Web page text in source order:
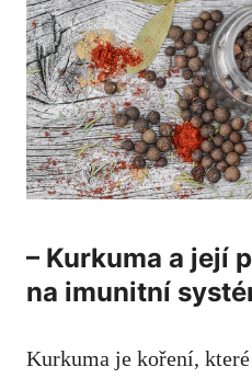
– Kurkuma a její
na imunitní
Kurkuma je koření,